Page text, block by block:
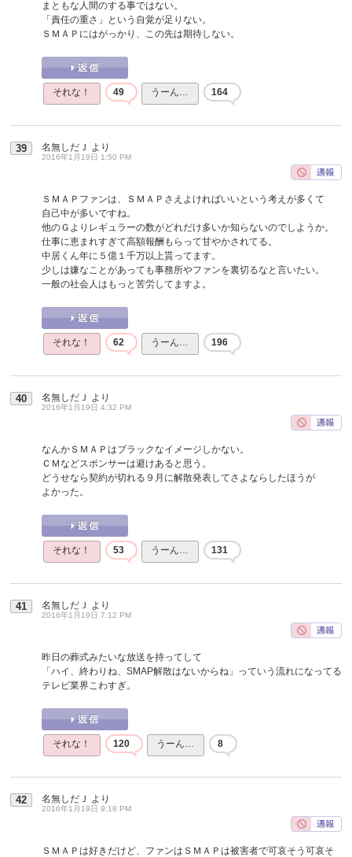
まともな人間のする事ではない。
「責任の重さ」という自覚が足りない。
ＳＭＡＰにはがっかり、この先は期待しない。
それな！ 49 うーん… 164
39 名無しだＪ より
2016年1月19日 1:50 PM
ＳＭＡＰファンは、ＳＭＡＰさえよければいいという考えが多くて
自己中が多いですね。
他のＧよりレギュラーの数がどれだけ多いか知らないのでしようか。
仕事に恵まれすぎて高額報酬もらって甘やかされてる。
中居くん年に５億１千万以上貰ってます。
少しは嫌なことがあっても事務所やファンを裏切るなと言いたい。
一般の社会人はもっと苦労してますよ。
それな！ 62 うーん… 196
40 名無しだＪ より
2016年1月19日 4:32 PM
なんかＳＭＡＰはブラックなイメージしかない。
ＣＭなどスポンサーは避けあると思う。
どうせなら契約が切れる９月に解散発表してさよならしたほうが
よかった。
それな！ 53 うーん… 131
41 名無しだＪ より
2016年1月19日 7:12 PM
昨日の葬式みたいな放送を持ってして
「ハイ、終わりね、SMAP解散はないからね」っていう流れになってる
テレビ業界こわすぎ。
それな！ 120 うーん… 8
42 名無しだＪ より
2016年1月19日 9:18 PM
ＳＭＡＰは好きだけど、ファンはＳＭＡＰは被害者で可哀そう可哀そ